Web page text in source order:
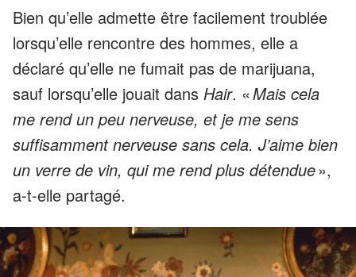
Bien qu’elle admette être facilement troublée
lorsqu’elle rencontre des hommes, elle a
déclaré qu’elle ne fumait pas de marijuana,
sauf lorsqu’elle jouait dans Hair. «Mais cela
me rend un peu nerveuse, et je me sens
suffisamment nerveuse sans cela. J’aime bien
un verre de vin, qui me rend plus détendue»,
a-t-elle partagé.